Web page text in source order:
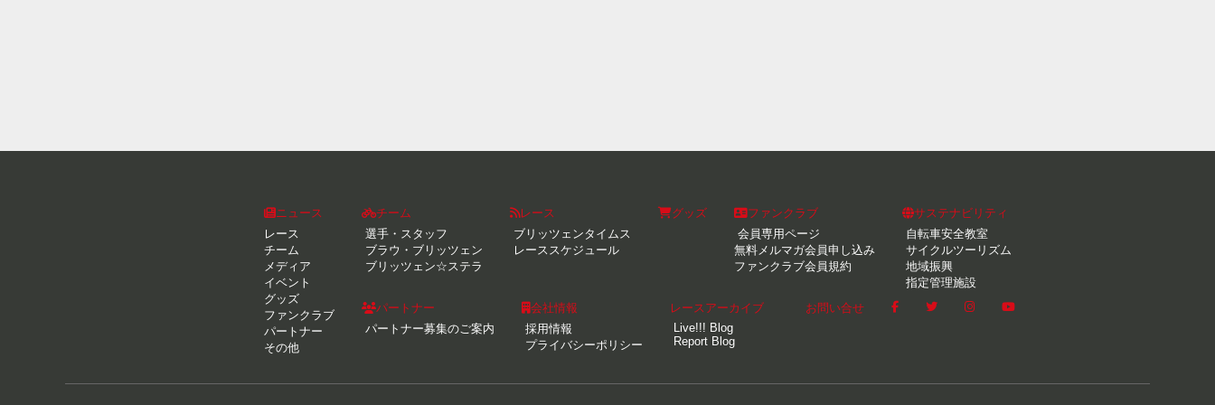
ニュース
レース
チーム
メディア
イベント
グッズ
ファンクラブ
パートナー
その他
チーム
選手・スタッフ
ブラウ・ブリッツェン
ブリッツェン☆ステラ
レース
ブリッツェンタイムス
レーススケジュール
グッズ
ファンクラブ
会員専用ページ
無料メルマガ会員申し込み
ファンクラブ会員規約
サステナビリティ
自転車安全教室
サイクルツーリズム
地域振興
指定管理施設
パートナー
パートナー募集のご案内
会社情報
採用情報
プライバシーポリシー
レースアーカイブ
Live!!! Blog
Report Blog
お問い合せ